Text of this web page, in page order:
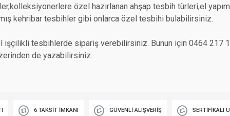
özel hazırlanan ahşap tesbih türleri,el
kehribar tesbihler gibi onlarca özel tesbihi bulabilirsiniz.
işçilikli tesbihlerde sipariş verebilirsiniz. Bunun için 0464 217
de yazabilirsiniz.
6 TAKSİT İMKANI GÜVENLİ ALIŞVERİŞ SERTİFİKALI